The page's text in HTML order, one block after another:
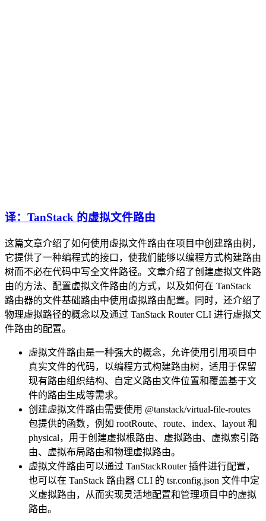
译：TanStack 的虚拟文件路由
这篇文章介绍了如何使用虚拟文件路由在项目中创建路由树，
它提供了一种编程式的接口，使我们能够以编程方式构建路由
树而不必在代码中写全文件路径。文章介绍了创建虚拟文件路
由的方法、配置虚拟文件路由的方式，以及如何在 TanStack
路由器的文件基础路由中使用虚拟路由配置。同时，还介绍了
物理虚拟路径的概念以及通过 TanStack Router CLI 进行虚拟文
件路由的配置。
虚拟文件路由是一种强大的概念，允许使用引用项目中
真实文件的代码，以编程方式构建路由树，适用于保留
现有路由组织结构、自定义路由文件位置和覆盖基于文
件的路由生成等需求。
创建虚拟文件路由需要使用 @tanstack/virtual-file-routes
包提供的函数，例如 rootRoute、route、index、layout 和
physical，用于创建虚拟根路由、虚拟路由、虚拟索引路
由、虚拟布局路由和物理虚拟路由。
虚拟文件路由可以通过 TanStackRouter 插件进行配置，
也可以在 TanStack 路由器 CLI 的 tsr.config.json 文件中定
义虚拟路由，从而实现灵活地配置和管理项目中的虚拟
路由。